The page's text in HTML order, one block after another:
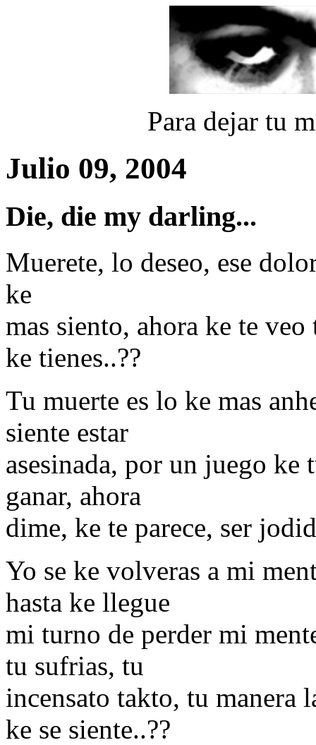
Para dejar tu
Julio 09, 2004
Die, die my darling...
Muerete, lo deseo, ese
ke
mas siento, ahora ke te
ke tienes..??
Tu muerte es lo ke mas
siente estar
asesinada, por un juego
ganar, ahora
dime, ke te parece, ser
Yo se ke volveras a mi
hasta ke llegue
mi turno de perder mi
tu sufrias, tu
incensato takto, tu manera
ke se siente..??